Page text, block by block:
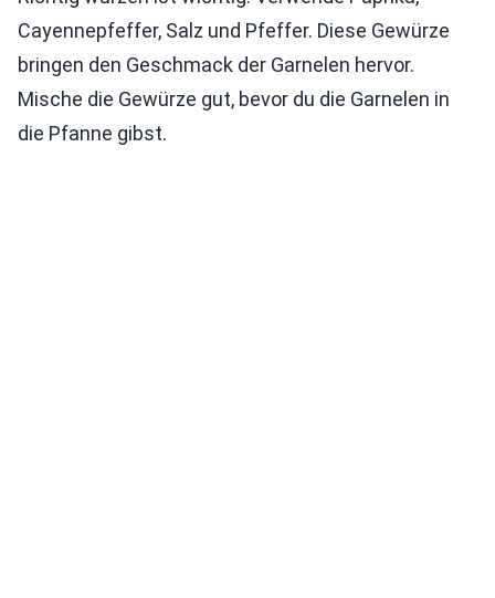
Cayennepfeffer, Salz und Pfeffer. Diese Gewürze
bringen den Geschmack der Garnelen hervor.
Mische die Gewürze gut, bevor du die Garnelen in
die Pfanne gibst.